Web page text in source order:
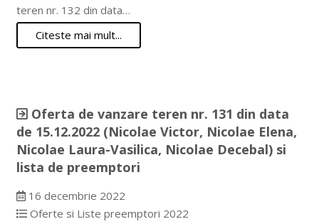
teren nr. 132 din data…
Citeste mai mult...
Oferta de vanzare teren nr. 131 din data
de 15.12.2022 (Nicolae Victor, Nicolae Elena,
Nicolae Laura-Vasilica, Nicolae Decebal) si
lista de preemptori
16 decembrie 2022
Oferte si Liste preemptori 2022